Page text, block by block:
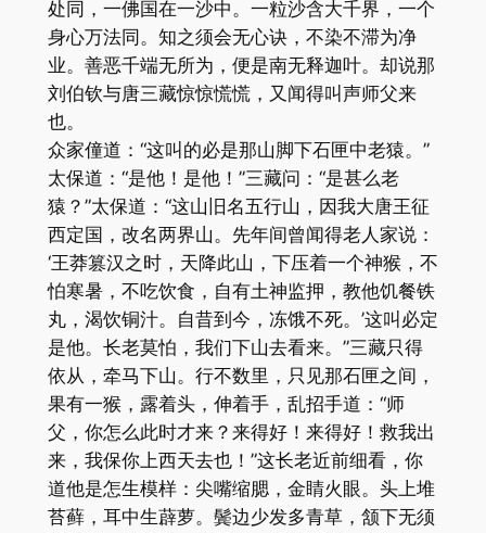
处同，一佛国在一沙中。一粒沙含大千界，一个
身心万法同。知之须会无心诀，不染不滞为净
业。善恶千端无所为，便是南无释迦叶。却说那
刘伯钦与唐三藏惊惊慌慌，又闻得叫声师父来
也。
众家僮道：“这叫的必是那山脚下石匣中老猿。”
太保道：“是他！是他！”三藏问：“是甚么老
猿？”太保道：“这山旧名五行山，因我大唐王征
西定国，改名两界山。先年间曾闻得老人家说：
‘王莽篡汉之时，天降此山，下压着一个神猴，不
怕寒暑，不吃饮食，自有土神监押，教他饥餐铁
丸，渴饮铜汁。自昔到今，冻饿不死。’这叫必定
是他。长老莫怕，我们下山去看来。”三藏只得
依从，牵马下山。行不数里，只见那石匣之间，
果有一猴，露着头，伸着手，乱招手道：“师
父，你怎么此时才来？来得好！来得好！救我出
来，我保你上西天去也！”这长老近前细看，你
道他是怎生模样：尖嘴缩腮，金睛火眼。头上堆
苔藓，耳中生薜萝。鬓边少发多青草，颔下无须